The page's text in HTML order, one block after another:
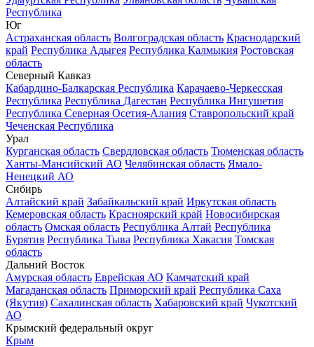
Республика
Юг
Астраханская область Волгоградская область Краснодарский
край Республика Адыгея Республика Калмыкия Ростовская
область
Северный Кавказ
Кабардино-Балкарская Республика Карачаево-Черкесская
Республика Республика Дагестан Республика Ингушетия
Республика Северная Осетия-Алания Ставропольский край
Чеченская Республика
Урал
Курганская область Свердловская область Тюменская область
Ханты-Мансийский АО Челябинская область Ямало-
Ненецкий АО
Сибирь
Алтайский край Забайкальский край Иркутская область
Кемеровская область Красноярский край Новосибирская
область Омская область Республика Алтай Республика
Бурятия Республика Тыва Республика Хакасия Томская
область
Дальний Восток
Амурская область Еврейская АО Камчатский край
Магаданская область Приморский край Республика Саха
(Якутия) Сахалинская область Хабаровский край Чукотский
АО
Крымский федеральный округ
Крым